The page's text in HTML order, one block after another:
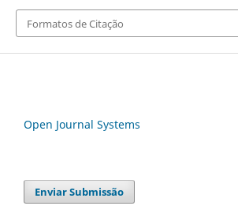
Formatos de Citação
Open Journal Systems
Enviar Submissão